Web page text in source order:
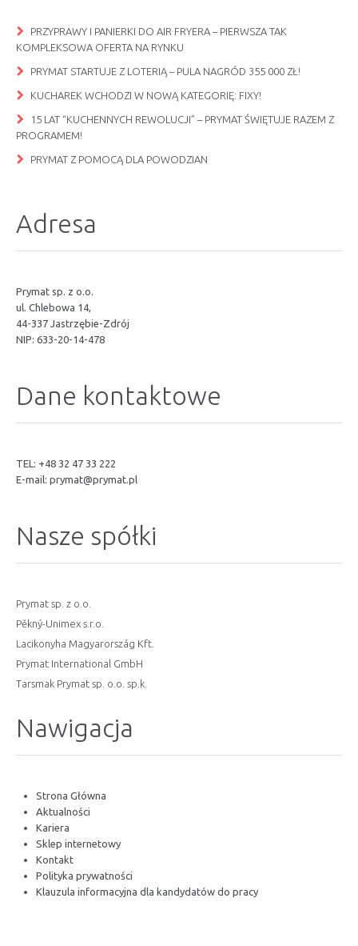
PRZYPRAWY I PANIERKI DO AIR FRYERA – PIERWSZA TAK
KOMPLEKSOWA OFERTA NA RYNKU
PRYMAT STARTUJE Z LOTERIĄ – PULA NAGRÓD 355 000 ZŁ!
KUCHAREK WCHODZI W NOWĄ KATEGORIĘ: FIXY!
15 LAT “KUCHENNYCH REWOLUCJI” – PRYMAT ŚWIĘTUJE RAZEM Z
PROGRAMEM!
PRYMAT Z POMOCĄ DLA POWODZIAN
Adresa
Prymat sp. z o.o.
ul. Chlebowa 14,
44-337 Jastrzębie-Zdrój
NIP: 633-20-14-478
Dane kontaktowe
TEL: +48 32 47 33 222
E-mail: prymat@prymat.pl
Nasze spółki
Prymat sp. z o.o.
Pěkný-Unimex s.r.o.
Lacikonyha Magyarország Kft.
Prymat International GmbH
Tarsmak Prymat sp. o.o. sp.k.
Nawigacja
Strona Główna
Aktualności
Kariera
Sklep internetowy
Kontakt
Polityka prywatności
Klauzula informacyjna dla kandydatów do pracy